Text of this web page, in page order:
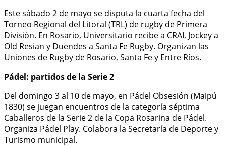
Este sábado 2 de mayo se disputa la cuarta fecha del
Torneo Regional del Litoral (TRL) de rugby de Primera
División. En Rosario, Universitario recibe a CRAI, Jockey a
Old Resian y Duendes a Santa Fe Rugby. Organizan las
Uniones de Rugby de Rosario, Santa Fe y Entre Ríos.
Pádel: partidos de la Serie 2
Del domingo 3 al 10 de mayo, en Pádel Obsesión (Maipú
1830) se juegan encuentros de la categoría séptima
Caballeros de la Serie 2 de la Copa Rosarina de Pádel.
Organiza Pádel Play. Colabora la Secretaría de Deporte y
Turismo municipal.